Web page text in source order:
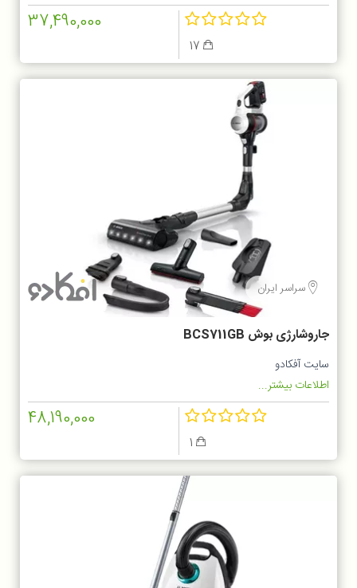
17
37,490,000
سراسر ایران
جاروشارژی بوش BCS711GB
سایت آفکادو
اطلاعات بیشتر...
1
48,190,000